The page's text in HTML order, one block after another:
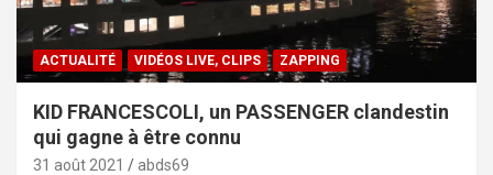
ACTUALITÉ VIDÉOS LIVE, CLIPS ZAPPING
KID FRANCESCOLI, un PASSENGER clandestin
qui gagne à être connu
31 août 2021 abds69